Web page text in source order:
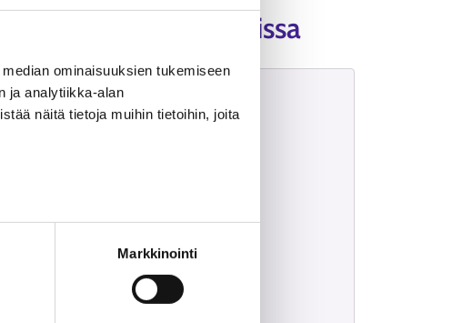
ominaisuuksien tukemiseen
ja analytiikka-alan
näitä tietoja muihin tietoihin, joita
Markkinointi
palveluissa
vain ajanvarauksella